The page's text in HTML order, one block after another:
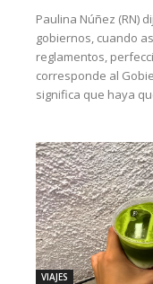
Paulina Núñez (RN)
gobiernos, cuando
reglamentos,
corresponde al
significa que haya
VIAJES